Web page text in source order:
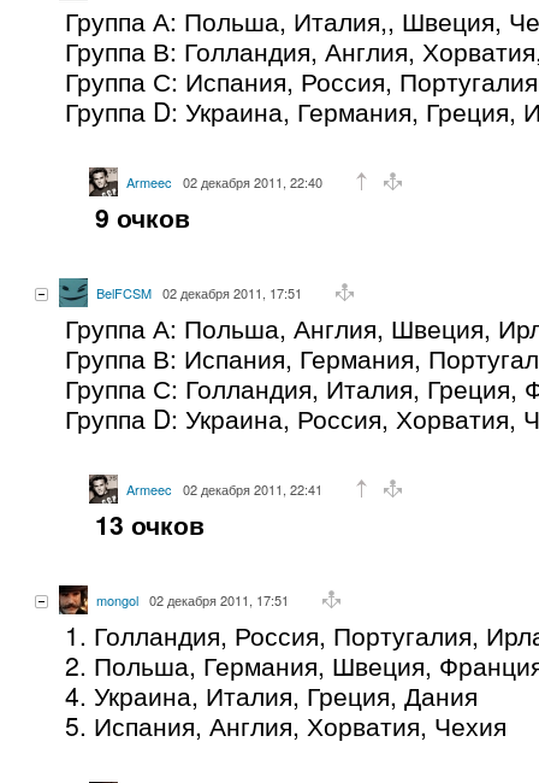
Группа А: Польша, Италия,, Швеция,
Группа В: Голландия, Англия,
Группа С: Испания, Россия,
Группа D: Украина, Германия, Греция,
Armeec 02 декабря 2011, 22:40
9 очков
BelFCSM 02 декабря 2011, 17:51
Группа А: Польша, Англия, Швеция,
Группа В: Испания, Германия,
Группа С: Голландия, Италия, Греция,
Группа D: Украина, Россия, Хорватия,
Armeec 02 декабря 2011, 22:41
13 очков
mongol 02 декабря 2011, 17:51
1. Голландия, Россия, Португалия,
2. Польша, Германия, Швеция,
4. Украина, Италия, Греция, Дания
5. Испания, Англия, Хорватия, Чехия